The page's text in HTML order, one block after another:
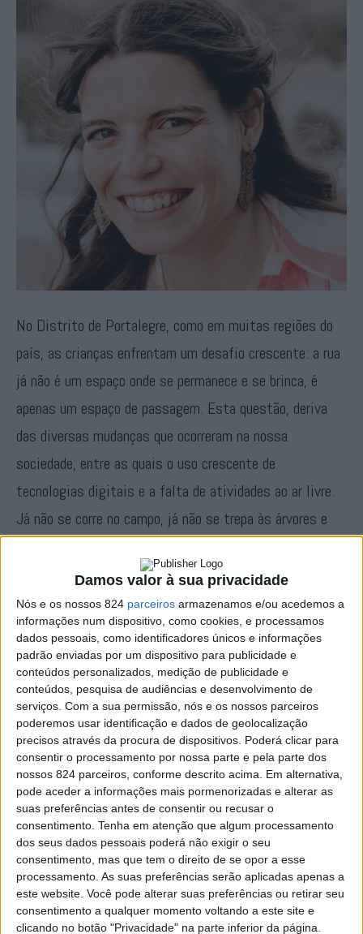
Damos valor à sua privacidade
Nós e os nossos 824 parceiros armazenamos e/ou acedemos a
informações num dispositivo, como cookies, e processamos
dados pessoais, como identificadores únicos e informações
padrão enviadas por um dispositivo para publicidade e
conteúdos personalizados, medição de publicidade e
conteúdos, pesquisa de audiências e desenvolvimento de
serviços. Com a sua permissão, nós e os nossos parceiros
poderemos usar identificação e dados de geolocalização
precisos através da procura de dispositivos. Poderá clicar para
consentir o processamento por nossa parte e pela parte dos
nossos 824 parceiros, conforme descrito acima. Em alternativa,
pode aceder a informações mais pormenorizadas e alterar as
suas preferências antes de consentir ou recusar o
consentimento. Tenha em atenção que algum processamento
dos seus dados pessoais poderá não exigir o seu
consentimento, mas que tem o direito de se opor a esse
processamento. As suas preferências serão aplicadas apenas a
este website. Você pode alterar suas preferências ou retirar seu
consentimento a qualquer momento voltando a este site e
clicando no botão "Privacidade" na parte inferior da página.
No Distrito de Portalegre, como em muitas regiões do
país, as crianças enfrentam um desafio crescente: a rua
já não é um espaço onde se permanece e se brinca, é
apenas um espaço de passagem. Esta questão, deriva
das diversas mudanças que ocorreram na nossa
sociedade, entre as quais o uso crescente de
tecnologias digitais e a falta de atividades ao ar livre.
Já não se corre no campo, já não se trepa às árvores e
o nosso, é urgente devolver a rua às crianças e as
crianças à rua. Para que possam confrontar-se com o
risco (sempre de forma supervisionada, é claro) e para
que conheçam a sua comunidade, onde são, desde que
nasceram cidadãs ativas, direito que lhes é conferido
pela Declaração dos Direitos das Crianças proclamada
pela Assembleia Geral das Nações Unidas. Esta
alteração de comportamentos pode dar origem ao que o
Professor Carlos Neto preconiza como “Analfabetismo
Motor Infantojuvenil”.
E, quem pode ter um papel ativo na devolução da rua às
crianças? Para que exista uma mudança nestes
comportamentos, é fundamental que Municípios,